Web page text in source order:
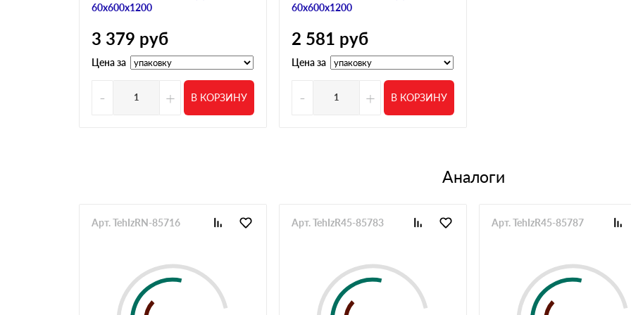
Спасибо, в экстренной ситуации доставили все быстро
Можно получить скидки при большом объеме и скидку на доставку, все супер, спасибо
Роман
ровный, без повреждений
Цена на утеплитель норм оказалась, ниже чем в паре мест где смотрел. В наличии был сразу, не
13 марта 2025
Утеплитель был в наличии, цена устроила. Минус в том что связались не сразу, заявку обработали
спустя несколько часов. В остальном всё чётко, количество совпадает, упаковка не повреждена.
Максим
19 декабря 2024
60х600х1200
3 379 руб
Цена за
- + В КОРЗИНУ
60х600х1200
2 581 руб
Цена за
- + В КОРЗИНУ
Аналоги
Арт. TehIzRN-85716 Арт. TehIzR45-85783 Арт. TehIzR45-85787